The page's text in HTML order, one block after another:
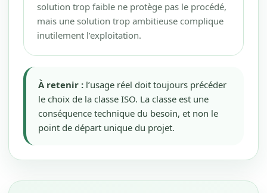
solution trop faible ne protège pas le procédé,
mais une solution trop ambitieuse complique
inutilement l’exploitation.
À retenir : l’usage réel doit toujours précéder
le choix de la classe ISO. La classe est une
conséquence technique du besoin, et non le
point de départ unique du projet.